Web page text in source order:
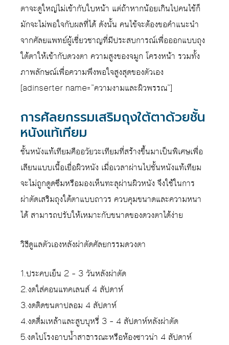
ตาจะดูใหญ่ไม่เข้ากับใบหน้า แต่ถ้าหากน้อยเกินไปคนไข้ก็
มักจะไม่พอใจกับผลที่ได้ ดังนั้น คนไข้จะต้องขอคำแนะนำ
จากศัลยแพทย์ผู้เชี่ยวชาญที่มีประสบการณ์เพื่อออกแบบถุง
ใต้ตาให้เข้ากับดวงตา ความสูงของจมูก โครงหน้า รวมทั้ง
ภาพลักษณ์เพื่อความพึงพอใจสูงสุดของตัวเอง
[adinserter name=”ความงามและผิวพรรณ”]
การศัลยกรรมเสริมถุงใต้ตาด้วยชั้น
หนังแท้เทียม
ชั้นหนังแท้เทียมคืออวัยวะเทียมที่สร้างขึ้นมาเป็นพิเศษเพื่อ
เลียนแบบเนื้อเยื่อผิวหนัง เมื่อเวลาผ่านไปชั้นหนังแท้เทียม
จะไม่ถูกดูดซึมหรือมองเห็นทะลุผ่านผิวหนัง จึงใช้ในการ
ผ่าตัดเสริมถุงใต้ตาแบบถาวร ควบคุมขนาดและความหนา
ได้ สามารถปรับให้เหมาะกับขนาดของดวงตาได้ง่าย
วิธีดูแลตัวเองหลังผ่าตัดศัลยกรรมดวงตา
1.ประคบเย็น 2 – 3 วันหลังผ่าตัด
2.งดใส่คอนแทคเลนส์ 4 สัปดาห์
3.งดติดขนตาปลอม 4 สัปดาห์
4.งดดื่มเหล้าและสูบบุหรี่ 3 – 4 สัปดาห์หลังผ่าตัด
5.งดไปโรงอาบน้ำสาธารณะหรือห้องซาวน่า 4 สัปดาห์